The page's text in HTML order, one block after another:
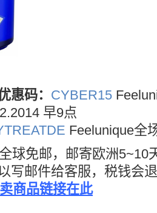
惠码： CYBER15
早9点
Feelunique全
球免邮，邮寄欧洲5~10
写邮件给客服，税钱会
商品链接在此